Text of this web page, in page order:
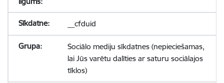
__cfduid
Sociālo mediju sīkdatnes (nepieciešamas,
lai Jūs varētu dalīties ar saturu sociālajos
tīklos)